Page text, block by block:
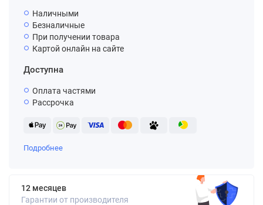
Наличными
Безналичные
При получении товара
Картой онлайн на сайте
Доступна
Оплата частями
Рассрочка
Подробнее
12 месяцев
Гарантии от производителя